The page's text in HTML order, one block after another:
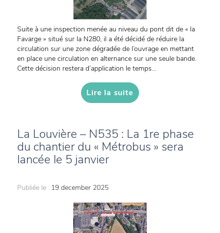
Suite à une inspection menée au niveau du pont dit de « la
Favarge » situé sur la N280, il a été décidé de réduire la
circulation sur une zone dégradée de l’ouvrage en mettant
en place une circulation en alternance sur une seule bande.
Cette décision restera d’application le temps...
Lire la suite
La Louvière – N535 : La 1re phase
du chantier du « Métrobus » sera
lancée le 5 janvier
Publiée le : 19 december 2025